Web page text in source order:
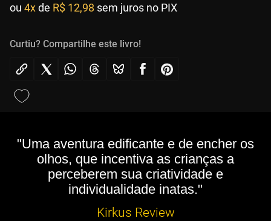
ou 4xde R$ 12,98 sem juros no PIX
Curtiu? Compartilhe este livro!
"Uma aventura edificante e de encher os
olhos, que incentiva as crianças a
perceberem sua criatividade e
individualidade inatas."
Kirkus Review